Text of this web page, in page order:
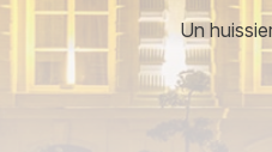
Un